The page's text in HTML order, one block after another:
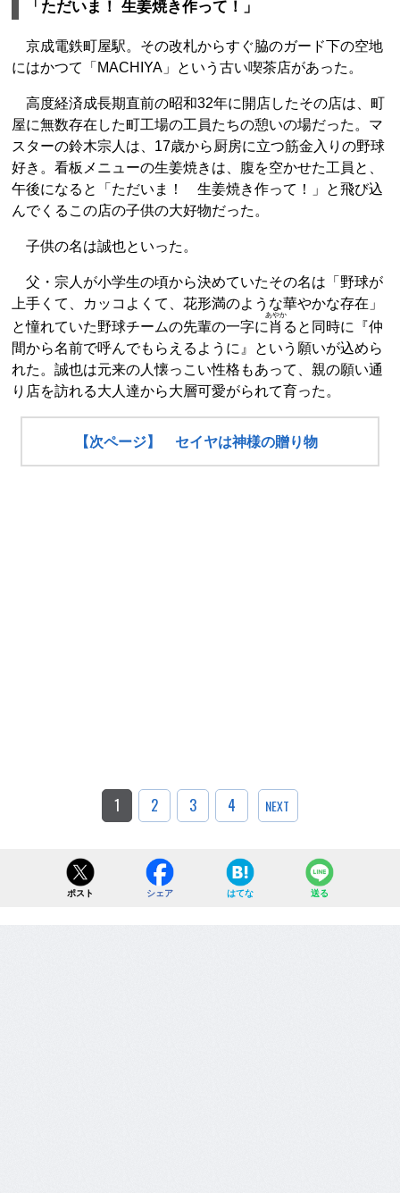
「ただいま！ 生姜焼き作って！」
京成電鉄町屋駅。その改札からすぐ脇のガード下の空地
にはかつて「MACHIYA」という古い喫茶店があった。
高度経済成長期直前の昭和32年に開店したその店は、町
屋に無数存在した町工場の工員たちの憩いの場だった。マ
スターの鈴木宗人は、17歳から厨房に立つ筋金入りの野球
好き。看板メニューの生姜焼きは、腹を空かせた工員と、
午後になると「ただいま！ 生姜焼き作って！」と飛び込
んでくるこの店の子供の大好物だった。
子供の名は誠也といった。
父・宗人が小学生の頃から決めていたその名は「野球が
上手くて、カッコよくて、花形満のような華やかな存在」
と憧れていた野球チームの先輩の一字に 肖
あやか
ると同時に『仲
間から名前で呼んでもらえるように』という願いが込めら
れた。誠也は元来の人懐っこい性格もあって、親の願い通
り店を訪れる大人達から大層可愛がられて育った。
【次ページ】 セイヤは神様の贈り物
1 2 3 4 NEXT
ポスト シェア はてな 送る